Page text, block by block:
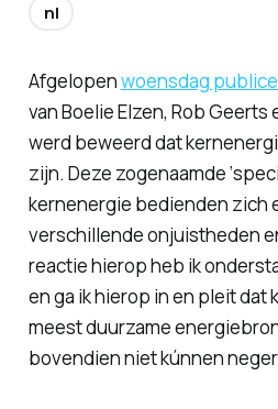
Afgelopenwoensdag
van Boelie Elzen, Rob Geerts
werd beweerd dat
zijn. Deze zogenaamde
kernenergie bedienden zich
verschillende onjuistheden
reactie hierop heb ik
en ga ik hierop in en pleit dat
meest duurzame
bovendien niet kúnnen
nl